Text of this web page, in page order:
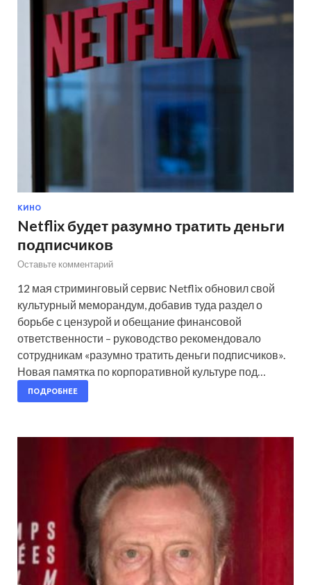
КИНО
Netflix будет разумно тратить деньги
подписчиков
Оставьте комментарий
12 мая стриминговый сервис Netflix обновил свой
культурный меморандум, добавив туда раздел о
борьбе с цензурой и обещание финансовой
ответственности – руководство рекомендовало
сотрудникам «разумно тратить деньги подписчиков».
Новая памятка по корпоративной культуре под…
ПОДРОБНЕЕ